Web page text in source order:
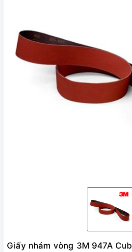
Giấy nhám vòng 3M 947A